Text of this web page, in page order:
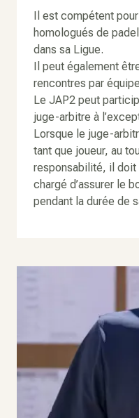
Il est compétent
homologués de
dans sa Ligue.
Il peut également
rencontres par
Le JAP2 peut
juge-arbitre à
Lorsque le juge-
tant que joueur, au
responsabilité, il doit
chargé d’assurer le
pendant la durée de